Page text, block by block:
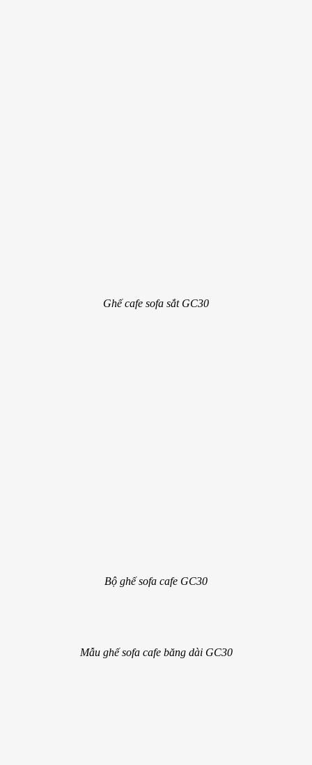
Ghế cafe sofa sắt GC30
Bộ ghế sofa cafe GC30
Mẫu ghế sofa cafe băng dài GC30